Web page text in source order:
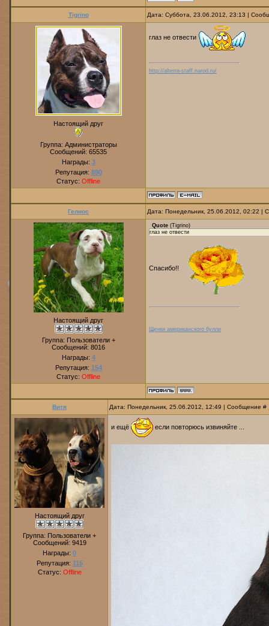
Tigrino Дата: Суббота, 23.06.2012, 23:13 |
Настоящий друг
Группа: Администраторы
Сообщений: 65535
Награды: 3
Репутация: 890
Статус: Offline
глаз не отвести
http://alterra-staff.narod.ru/
Гелиос Дата: Понедельник, 25.06.2012, 02:22 |
Настоящий друг
Группа: Пользователи +
Сообщений: 8016
Награды: 4
Репутация: 154
Статус: Offline
Quote (Tigrino)
глаз не отвести
Спасибо!!
Щенки американского булли
Витя Дата: Понедельник, 25.06.2012, 12:49 | Сообщение #
Настоящий друг
Группа: Пользователи +
Сообщений: 9419
Награды: 0
Репутация: 115
Статус: Offline
и ещё если повторюсь извиняйте ...